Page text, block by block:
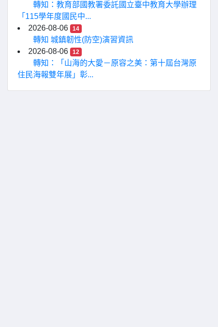
轉知：教育部國教署委託國立臺中教育大學辦理
「115學年度國民中...
2026-08-06
14
轉知 城鎮韌性(防空)演習資訊
2026-08-06
12
轉知：「山海的大愛－原容之美：第十屆台灣原
住民海報雙年展」彰...